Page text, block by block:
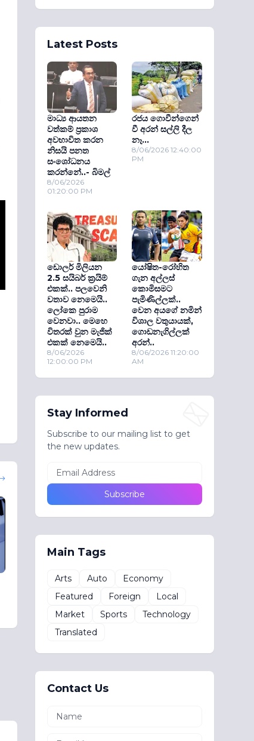
Latest Posts
මාධ්‍ය ආයතන
වත්කම් ප‍්‍රකාශ
අවභාවිත කරන
නිසයි පනත
සංශෝධනය
කරන්නේ..- බිමල්
8/06/2026
01:20:00 PM
රජය ගොවීන්ගෙන්
වී අරන් සල්ලි දීල
නෑ...
8/06/2026 12:40:00
PM
ඩොලර් මිලියන
2.5 සයිබර් ක‍්‍රයිම්
එකක්.. පලවෙනි
වතාව නෙමෙයි..
ලෝකෙ පුරාම
වෙනවා.. මෙහෙ
විතරක් වුන මැජික්
එකක් නෙමෙයි..
8/06/2026
12:00:00 PM
යෝෂිත-රෝහිත
ගැන අල්ලස්
කොමිසමට
පැමිණිල්ලක්..
වෙන අයගේ නමින්
විශාල වතුයායක්,
ගොඩනැගිල්ලක්
අරන්..
8/06/2026 11:20:00
AM
Stay Informed
Subscribe to our mailing list to get
the new updates.
Main Tags
Arts Auto
Economy
Featured
Foreign
Local
Market
Sports
Technology
Translated
Contact Us